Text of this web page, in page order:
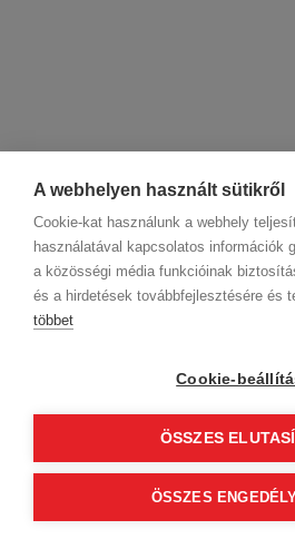
A webhelyen használt sütikről
Cookie-kat használunk a webhely
használatával kapcsolatos információk
a közösségi média funkcióinak
és a hirdetések továbbfejlesztésére és
többet
Cookie-
ÖSSZES
ÖSSZES
5 perc